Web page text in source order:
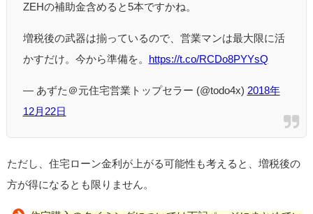
ZEHの補助金含めると5本ですかね。
増税後の武器は揃っているので、営業マンは最大限に活
かすだけ。今から準備を。 https://t.co/RCDo8PYYsQ
— あずた＠元住宅営業トップセラー (@todo4x) 2018年
12月22日
ただし、住宅ローン金利が上がる可能性も考えると、増税後の
方が得になるとも限りません。